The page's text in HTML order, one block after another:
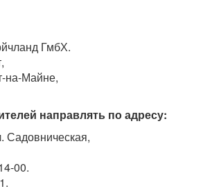
ГмбХ.
на-Майне,
направлять по адресу:
Садовническая,
00.